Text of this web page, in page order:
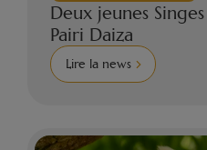
Deux jeunes
Pairi Daiza
Lire la news